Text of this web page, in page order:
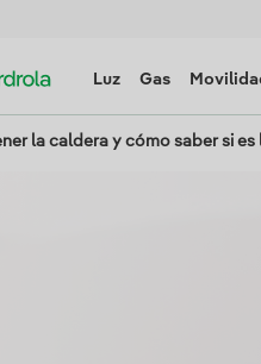
Luz Gas
la caldera y cómo saber si